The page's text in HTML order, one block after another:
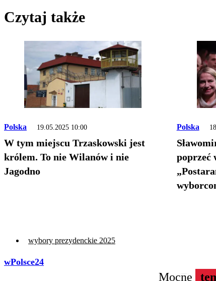
Czytaj także
Polska 19.05.2025 10:00
W tym miejscu Trzaskowski jest
królem. To nie Wilanów i nie
Jagodno
Polska
poprzeć
wybory prezydenckie 2025
wPolsce24
Mocne